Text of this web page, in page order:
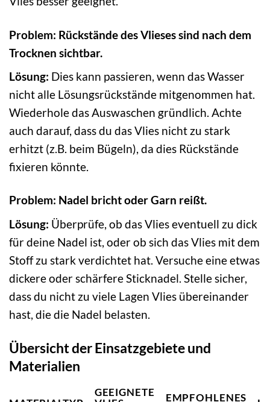
Problem: Rückstände des Vlieses sind nach dem
Trocknen sichtbar.
Lösung: Dies kann passieren, wenn das Wasser
nicht alle Lösungsrückstände mitgenommen hat.
Wiederhole das Auswaschen gründlich. Achte
auch darauf, dass du das Vlies nicht zu stark
erhitzt (z.B. beim Bügeln), da dies Rückstände
fixieren könnte.
Problem: Nadel bricht oder Garn reißt.
Lösung: Überprüfe, ob das Vlies eventuell zu dick
für deine Nadel ist, oder ob sich das Vlies mit dem
Stoff zu stark verdichtet hat. Versuche eine etwas
dickere oder schärfere Sticknadel. Stelle sicher,
dass du nicht zu viele Lagen Vlies übereinander
hast, die die Nadel belasten.
Übersicht der Einsatzgebiete und
Materialien
GEEIGNETE
EMPFOHLENES